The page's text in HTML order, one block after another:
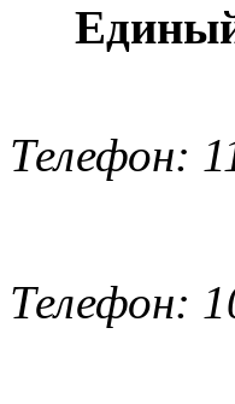
Телефон:
Телефон: